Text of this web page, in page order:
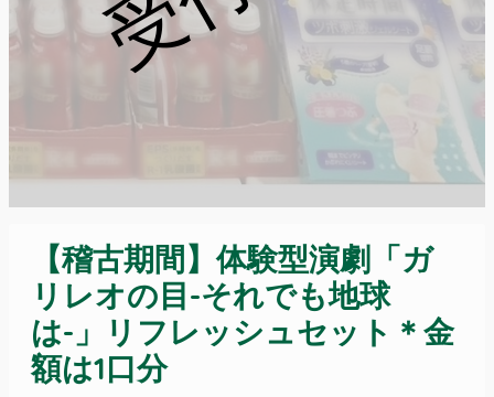
【稽古期間】体験型演劇「ガ
リレオの目-それでも地球
は-」リフレッシュセット＊金
額は1口分